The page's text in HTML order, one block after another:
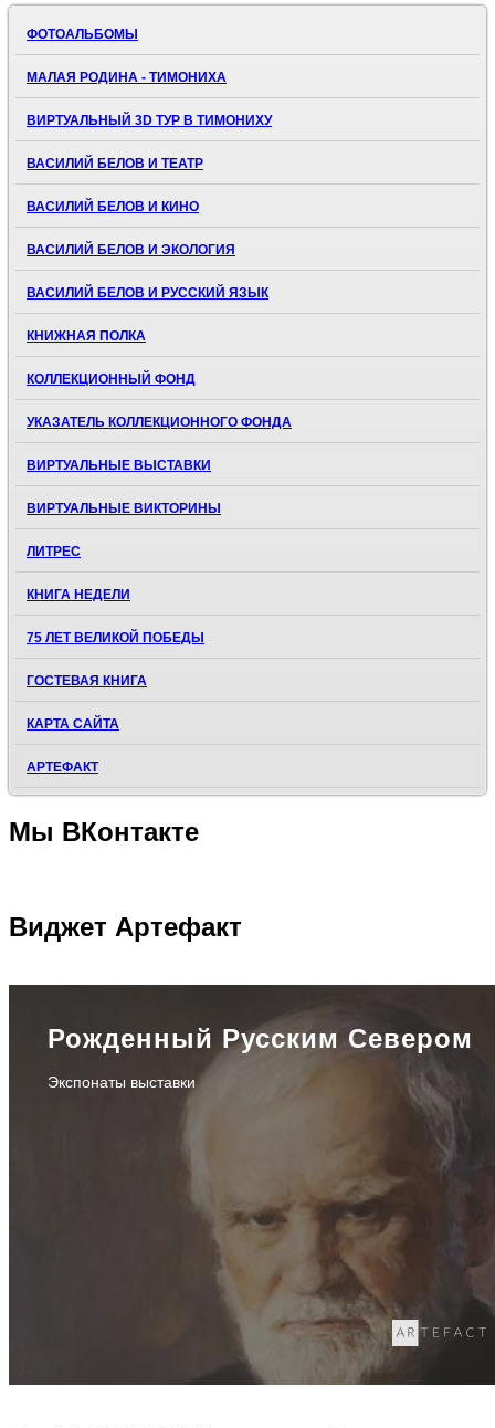
ФОТОАЛЬБОМЫ
МАЛАЯ РОДИНА - ТИМОНИХА
ВИРТУАЛЬНЫЙ 3D ТУР В ТИМОНИХУ
ВАСИЛИЙ БЕЛОВ И ТЕАТР
ВАСИЛИЙ БЕЛОВ И КИНО
ВАСИЛИЙ БЕЛОВ И ЭКОЛОГИЯ
ВАСИЛИЙ БЕЛОВ И РУССКИЙ ЯЗЫК
КНИЖНАЯ ПОЛКА
КОЛЛЕКЦИОННЫЙ ФОНД
УКАЗАТЕЛЬ КОЛЛЕКЦИОННОГО ФОНДА
ВИРТУАЛЬНЫЕ ВЫСТАВКИ
ВИРТУАЛЬНЫЕ ВИКТОРИНЫ
ЛИТРЕС
КНИГА НЕДЕЛИ
75 ЛЕТ ВЕЛИКОЙ ПОБЕДЫ
ГОСТЕВАЯ КНИГА
КАРТА САЙТА
АРТЕФАКТ
Мы ВКонтакте
Виджет Артефакт
Рожденный Русским Севером
Экспонаты выставки